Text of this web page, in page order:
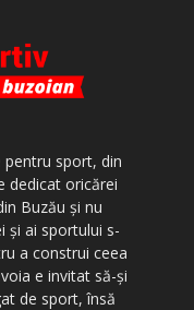
sport, din
dedicat oricărei
Buzău şi nu
şi ai sportului s-
a construi ceea
e invitat să-şi
de sport, însă